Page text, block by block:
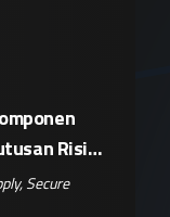
Risiko
,Secure